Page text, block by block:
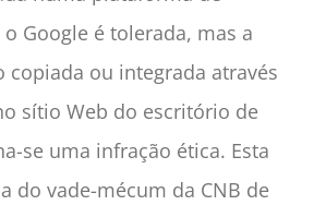
Google é tolerada, mas a
copiada ou integrada através
sítio Web do escritório de
se uma infração ética. Esta
do vade-mécum da CNB de